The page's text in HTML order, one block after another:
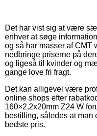
Det har vist sig at være
enhver at søge
og så har masser af CMT
nedbringe priserne på
og ligeså til kvinder og
gange love fri fragt.
Det kan alligevel være
online shops efter
160×2,2x20mm Z24 W
bestilling, således at man
bedste pris.